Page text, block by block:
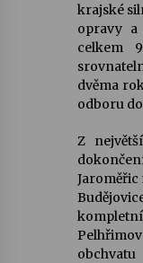
krajské
opravy a
celkem
dvěma
odboru
Z
Jaroměřic